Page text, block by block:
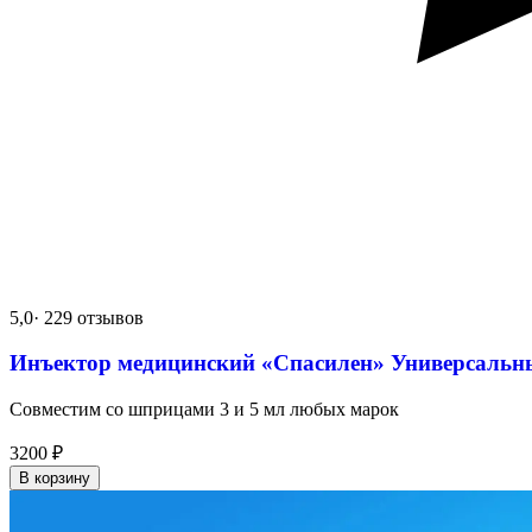
5,0· 229 отзывов
Инъектор медицинский «Спасилен»
Совместим со шприцами 3 и 5 мл любых марок
3200 ₽
В корзину